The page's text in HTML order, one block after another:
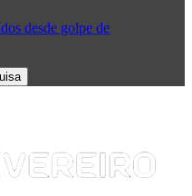
desde golpe de